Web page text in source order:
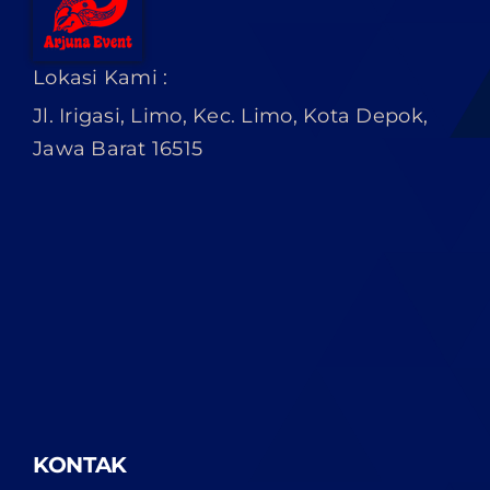
Lokasi Kami :
Jl. Irigasi, Limo, Kec. Limo, Kota Depok,
Jawa Barat 16515
KONTAK